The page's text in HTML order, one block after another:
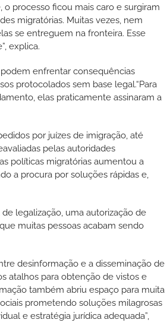
processo ficou mais caro e surgiram
migratórias. Muitas vezes, nem
se entreguem na fronteira. Esse
explica.
enfrentar consequências
protocolados sem base legal.“Para
elas praticamente assinaram a
por juízes de imigração, até
pelas autoridades
políticas migratórias aumentou a
a procura por soluções rápidas e,
legalização, uma autorização de
muitas pessoas acabam sendo
desinformação e a disseminação de
atalhos para obtenção de vistos e
também abriu espaço para muita
prometendo soluções milagrosas
e estratégia jurídica adequada”,